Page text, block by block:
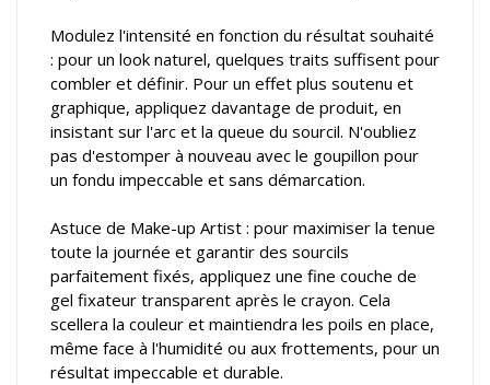
Modulez l'intensité en fonction du résultat souhaité
: pour un look naturel, quelques traits suffisent pour
combler et définir. Pour un effet plus soutenu et
graphique, appliquez davantage de produit, en
insistant sur l'arc et la queue du sourcil. N'oubliez
pas d'estomper à nouveau avec le goupillon pour
un fondu impeccable et sans démarcation.
Astuce de Make-up Artist : pour maximiser la tenue
toute la journée et garantir des sourcils
parfaitement fixés, appliquez une fine couche de
gel fixateur transparent après le crayon. Cela
scellera la couleur et maintiendra les poils en place,
même face à l'humidité ou aux frottements, pour un
résultat impeccable et durable.